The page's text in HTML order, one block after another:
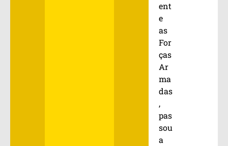
ent
e
as
For
ças
Ar
ma
das
,
pas
sou
a